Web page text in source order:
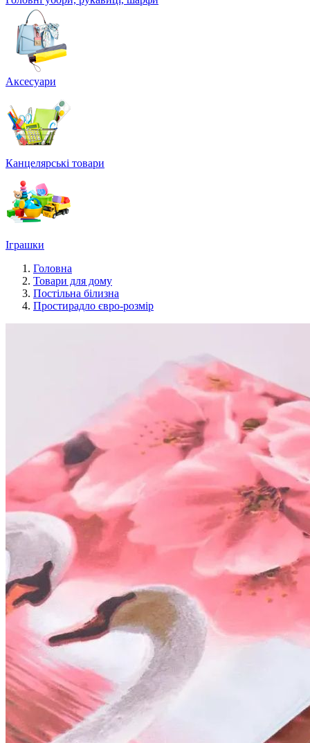
Аксесуари
Канцелярські товари
Іграшки
Головна
Товари для дому
Постільна білизна
Простирадло євро-розмір